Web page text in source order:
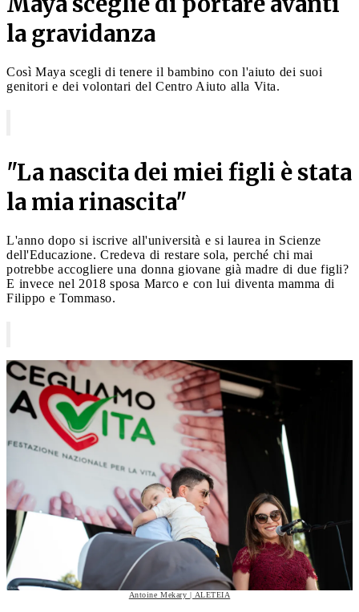
la gravidanza
Così Maya scegli di tenere il bambino con l'aiuto dei suoi
genitori e dei volontari del Centro Aiuto alla Vita.
"La nascita dei miei figli è stata
la mia rinascita"
L'anno dopo si iscrive all'università e si laurea in Scienze
dell'Educazione. Credeva di restare sola, perché chi mai
potrebbe accogliere una donna giovane già madre di due figli?
E invece nel 2018 sposa Marco e con lui diventa mamma di
Filippo e Tommaso.
Antoine Mekary | ALETEIA